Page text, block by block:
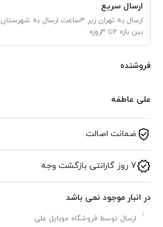
ارسال سریع
ارسال به تهران زیر 3ساعت ارسال به شهرستان
بین بازه 2تا 3روزه
فروشنده
علی عاطفه
ضمانت اصالت
7 روز گارانتی بازگشت وجه
در انبار موجود نمی باشد
ارسال توسط فروشگاه موبایل علی